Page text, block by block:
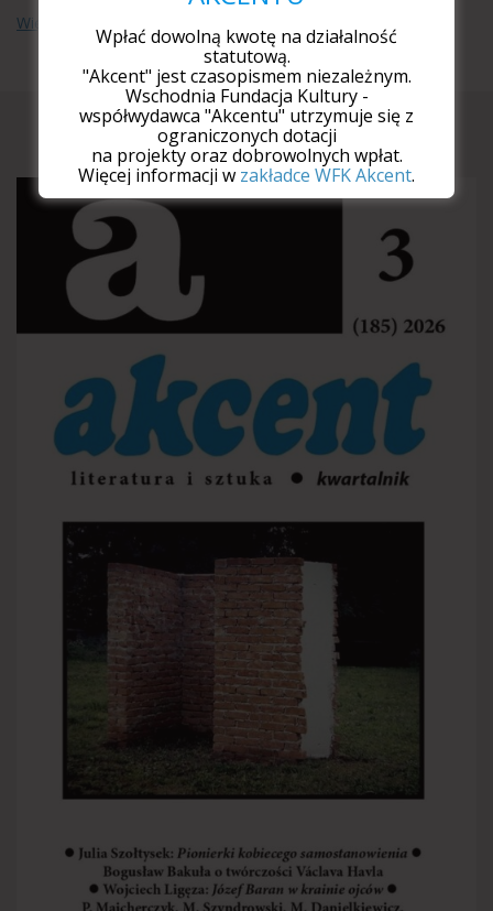
Więcej wierszy w wydaniu tradycyjnym „Akcentu”.
Najnowszy numer
Wpłać dowolną kwotę na działalność
statutową.
"Akcent" jest czasopismem niezależnym.
Wschodnia Fundacja Kultury -
współwydawca "Akcentu" utrzymuje się z
ograniczonych dotacji
na projekty oraz dobrowolnych wpłat.
Więcej informacji w zakładce WFK Akcent.